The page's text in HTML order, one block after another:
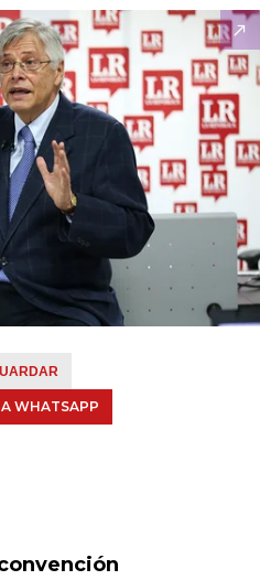
WHATSAPP